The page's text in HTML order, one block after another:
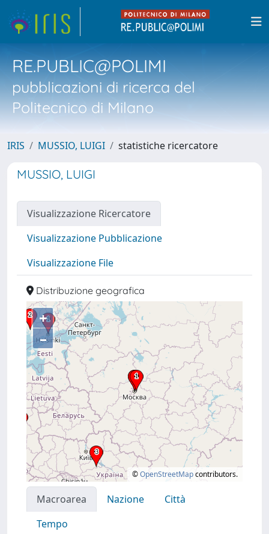
RE.PUBLIC@POLIMI
pubblicazioni di ricerca del
Politecnico di Milano
IRIS MUSSIO, LUIGI statistiche ricercatore
MUSSIO, LUIGI
Visualizzazione Ricercatore
Visualizzazione Pubblicazione
Visualizzazione File
Distribuzione geografica
+
–
©OpenStreetMapcontributors.
Macroarea Nazione
Città
Tempo